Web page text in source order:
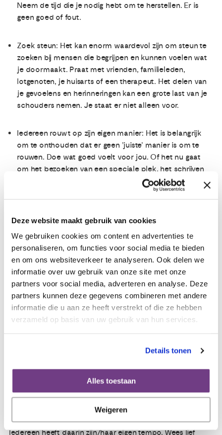
Deze website maakt gebruik van cookies
We gebruiken cookies om content en advertenties te
personaliseren, om functies voor social media te bieden
en om ons websiteverkeer te analyseren. Ook delen we
informatie over uw gebruik van onze site met onze
partners voor social media, adverteren en analyse. Deze
partners kunnen deze gegevens combineren met andere
informatie die u aan ze heeft verstrekt of die ze hebben
verzameld op basis van uw gebruik van hun services.
Details tonen
Alles toestaan
Weigeren
Neem de tijd die je nodig hebt om te herstellen. Er is
geen goed of fout.
Zoek steun: Het kan enorm waardevol zijn om steun te
zoeken bij mensen die begrijpen en kunnen voelen wat
je doormaakt. Praat met vrienden, familieleden,
lotgenoten, je huisarts of een therapeut. Het delen van
je gevoelens en herinneringen kan een grote last van je
schouders nemen. Je staat er niet alleen voor.
Iedereen rouwt op zijn eigen manier: Het is belangrijk
om te onthouden dat er geen ’juiste’ manier is om te
rouwen. Doe wat goed voelt voor jou. Of het nu gaat
om het bezoeken van een speciale plek, het schrijven
van een brief aan je dierbare of het creëren van een
gedenkplaats, vind manieren om je emoties te uiten en
Wees vriendelijk en lief voor jezelf: Het is normaal om
goede en slechte dagen te hebben. Wees geduldig en
vriendelijk voor jezelf tijdens dit proces. Geef jezelf
toestemming om plezier te hebben en van het leven te
genieten, zelfs als het verdriet nog steeds aanwezig is.
Ook het weer liefhebben van iemand kan daarbij horen.
Ontdek nieuwe interesses of pak oude interesses weer
avontuur, leer iets nieuws. Pak een oude hobby of
interesse weer op. Ga sporten met bekenden en
onbekenden. Dit kan je helpen om jezelf opnieuw uit te
vinden en vreugde te vinden in het leven.
Het is normaal om tijd nodig te hebben om te herstellen.
Iedereen heeft daarin zijn/haar eigen tempo. Wees lief